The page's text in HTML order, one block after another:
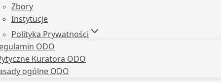
Zbory
Instytucje
Polityka Prywatności
ODO
Kuratora ODO
ogólne ODO